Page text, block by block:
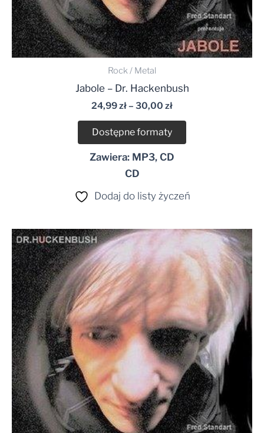
Rock / Metal
Jabole – Dr. Hackenbush
24,99zł– 30,00 zł
Dostępne formaty
Zawiera: MP3, CD
CD
Dodaj do listy życzeń